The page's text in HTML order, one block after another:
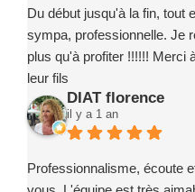
Du début jusqu'à la fin, tout
sympa, professionnelle. Je
plus qu'à profiter !!!!!! Merci
leur fils
DIAT florence
il y a 1 an
Professionnalisme, écoute